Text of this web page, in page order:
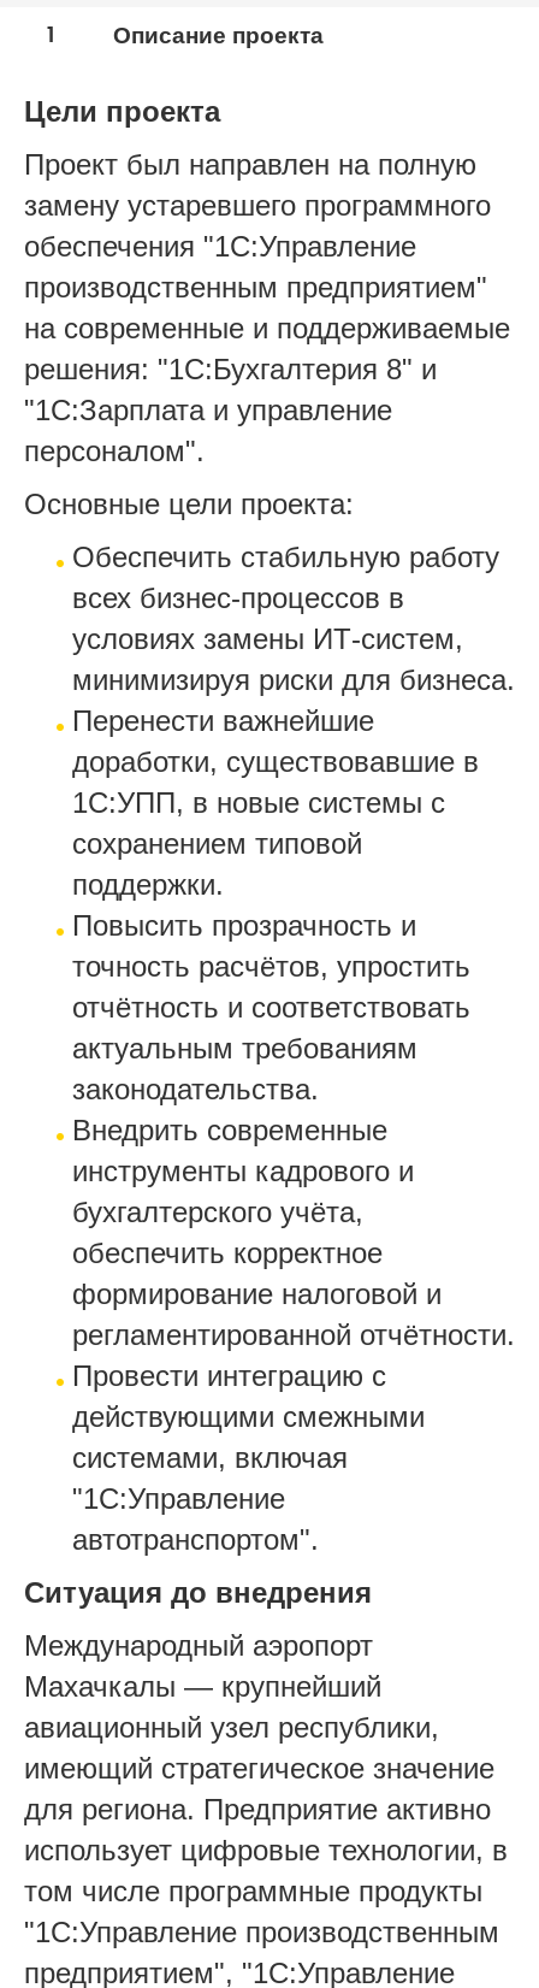
1 Описание проекта
Цели проекта
Проект был направлен на полную
замену устаревшего программного
обеспечения "1С:Управление
производственным предприятием"
на современные и поддерживаемые
решения: "1С:Бухгалтерия 8" и
"1С:Зарплата и управление
персоналом".
Основные цели проекта:
Обеспечить стабильную работу
всех бизнес-процессов в
условиях замены ИТ-систем,
минимизируя риски для бизнеса.
Перенести важнейшие
доработки, существовавшие в
1С:УПП, в новые системы с
сохранением типовой
поддержки.
Повысить прозрачность и
точность расчётов, упростить
отчётность и соответствовать
актуальным требованиям
законодательства.
Внедрить современные
инструменты кадрового и
бухгалтерского учёта,
обеспечить корректное
формирование налоговой и
регламентированной отчётности.
Провести интеграцию с
действующими смежными
системами, включая
"1С:Управление
автотранспортом".
Ситуация до внедрения
Международный аэропорт
Махачкалы — крупнейший
авиационный узел республики,
имеющий стратегическое значение
для региона. Предприятие активно
использует цифровые технологии, в
том числе программные продукты
"1С:Управление производственным
предприятием", "1С:Управление